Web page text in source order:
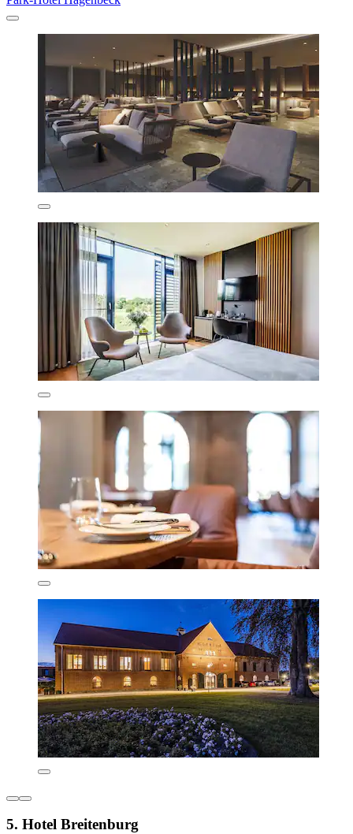
5. Hotel Breitenburg